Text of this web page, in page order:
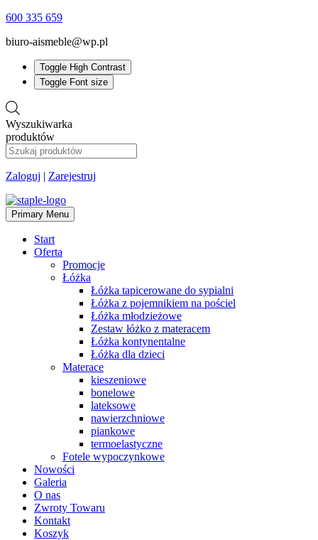
600 335 659
biuro-aismeble@wp.pl
Toggle High Contrast
Toggle Font size
Wyszukiwarka
produktów
Zaloguj | Zarejestruj
Primary Menu
Start
Oferta
Promocje
Łóżka
Łóżka tapicerowane do sypialni
Łóżka z pojemnikiem na pościel
Łóżka młodzieżowe
Zestaw łóżko z materacem
Łóżka kontynentalne
Łóżka dla dzieci
Materace
kieszeniowe
bonelowe
lateksowe
nawierzchniowe
piankowe
termoelastyczne
Fotele wypoczynkowe
Nowości
Galeria
O nas
Zwroty Towaru
Kontakt
Koszyk